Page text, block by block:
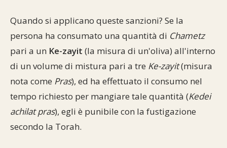
Tanach
Il Talmud in italiano
Opere di Maimonide
Netiquette
Scambio di link
Dal nostro archivio
Quando si applicano queste sanzioni? Se la
persona ha consumato una quantità di Chametz
pari a un Ke-zayit (la misura di un'oliva) all'interno
di un volume di mistura pari a tre Ke-zayit(misura
nota come Pras), ed ha effettuato il consumo nel
tempo richiesto per mangiare tale quantità (Kedei
achilat pras), egli è punibile con la fustigazione
secondo la Torah.